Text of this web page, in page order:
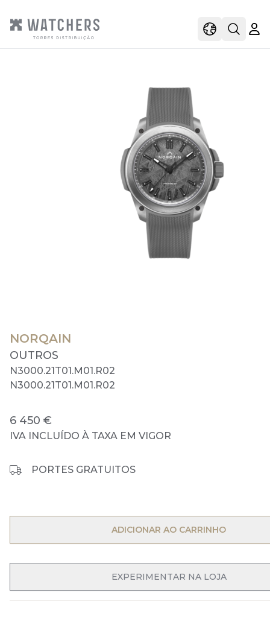
viewOpen
NORQAIN
OUTROS
N3000.21T01.M01.R02
N3000.21T01.M01.R02
6 450 €
IVA INCLUÍDO À TAXA EM VIGOR
PORTES GRATUITOS
OPEN MENU
ADICIONAR AO CARRINHO
OPEN MENU
EXPERIMENTAR NA LOJA